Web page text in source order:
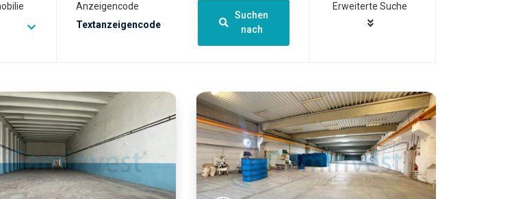
Anzeigencode
Suchen
nach
Erweiterte Suche